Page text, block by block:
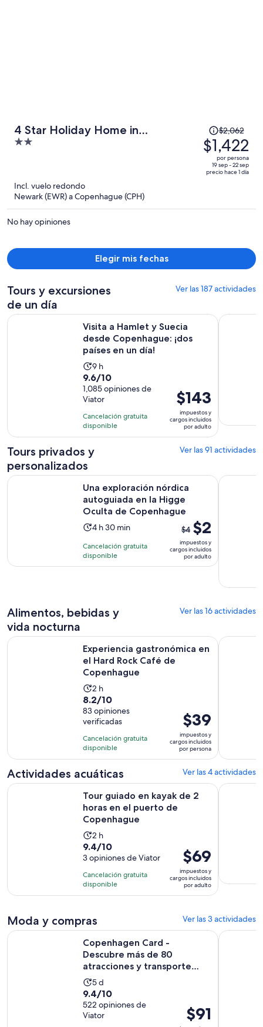
4 Star Holiday Home in
Humlebaek
2
5
El
precio
era
de
$2,062
por
$2,062
$1,422
por persona
19 sep - 22 sep
precio hace 1 día
Incl. vuelo redondo
Newark (EWR) a Copenhague (CPH)
No hay opiniones
Elegir mis fechas
Tours y excursiones
de un día
Ver las 187 actividades
Visita a Hamlet y Suecia
desde Copenhague: ¡dos
países en un día!
La
actividad
dura
9
horas
9 h
9.6
de
10
con
1085
opiniones
9.6/10
1,085 opiniones de
Viator
Cancelación gratuita
disponible
El
precio
es
de
por
$143
impuestos y
cargos incluidos
por adulto
Visita a Hamlet y Suecia desde Copenhague: ¡dos países en
Tour
Tours privados y
personalizados
Ver las 91 actividades
Una exploración nórdica
autoguiada en la Higge
Oculta de Copenhague
La
dura
4
minutos
4 h 30 min
Cancelación gratuita
disponible
El
precio
anterior
era
actual
$2
por
$4 $2
impuestos y
cargos incluidos
por adulto
Una exploración nórdica autoguiada en la Higge Oculta de
Alimentos, bebidas y
vida nocturna
Ver las 16 actividades
Experiencia gastronómica en
el Hard Rock Café de
Copenhague
La
actividad
dura
2
horas
2 h
8.2
de
10
con
83
opiniones
8.2/10
83 opiniones
verificadas
Cancelación gratuita
disponible
El
precio
es
de
por
persona
$39
impuestos y
cargos incluidos
por persona
Experiencia gastronómica en el Hard Rock Café de
Actividades acuáticas Ver las 4 actividades
Tour guiado en kayak de 2
horas en el puerto de
Copenhague
La
actividad
dura
2
horas
2 h
9.4
de
10
con
3
9.4/10
3 opiniones de Viator
Cancelación gratuita
disponible
El
precio
es
de
por
$69
impuestos y
cargos incluidos
por adulto
Tour guiado en kayak de 2 horas en el puerto de Tour
Moda y compras Ver las 3 actividades
Copenhagen Card -
Descubre más de 80
atracciones y transporte
público
La
actividad
dura
5
5 d
9.4
de
10
9.4/10
522 opiniones de
Viator
El
precio
$91
Copenhagen Card - Descubre más de 80 atracciones y
Fotógrafo